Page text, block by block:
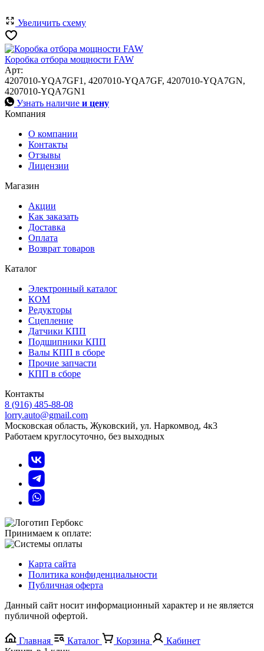
Увеличить схему
Коробка отбора мощности FAW
Арт:
4207010-YQA7GF1, 4207010-YQA7GF, 4207010-YQA7GN,
4207010-YQA7GN1
Узнать наличие и цену
Компания
О компании
Контакты
Отзывы
Лицензии
Магазин
Акции
Как заказать
Доставка
Оплата
Возврат товаров
Каталог
Электронный каталог
КОМ
Редукторы
Сцепление
Датчики КПП
Подшипники КПП
Валы КПП в сборе
Прочие запчасти
КПП в сборе
Контакты
8 (916) 485-88-08
lorry.auto@gmail.com
Московская область, Жуковский, ул. Наркомвод, 4к3
Работаем круглосуточно, без выходных
Принимаем к оплате:
Карта сайта
Политика конфиденциальности
Публичная оферта
Данный сайт носит информационный характер и не является
публичной офертой.
Главная Каталог Корзина
Кабинет